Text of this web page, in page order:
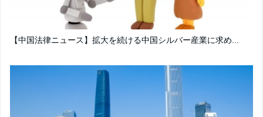
【中国法律ニュース】拡大を続ける中国シルバー産業に求め...